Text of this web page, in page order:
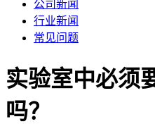
公司新闻
行业新闻
常见问题
实验室中必须
吗？